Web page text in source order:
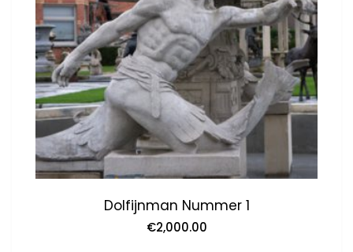
Dolfijnman Nummer 1
€2,000.00